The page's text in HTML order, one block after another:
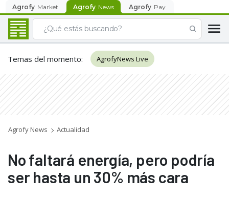
Agrofy Market Agrofy News Agrofy Pay
Temas del momento: AgrofyNews Live
Agrofy News Actualidad
No faltará energía, pero podría
ser hasta un 30% más cara